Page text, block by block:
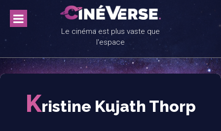
content
Le cinéma est plus vaste que
l'espace
Kristine Kujath Thorp